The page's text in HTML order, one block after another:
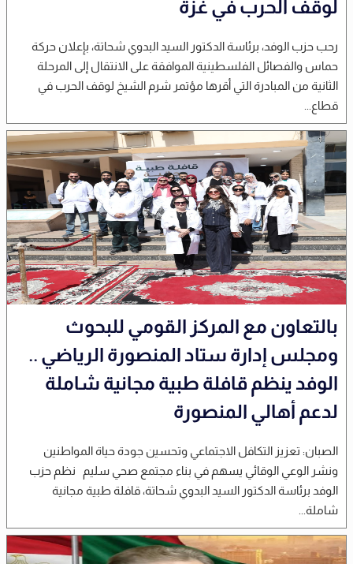
لوقف الحرب في غزة
رحب حزب الوفد، برئاسة الدكتور السيد البدوي شحاتة، بإعلان حركة
حماس والفصائل الفلسطينية الموافقة على الانتقال إلى المرحلة
الثانية من المبادرة التي أقرها مؤتمر شرم الشيخ لوقف الحرب في
قطاع...
بالتعاون مع المركز القومي للبحوث
ومجلس إدارة ستاد المنصورة الرياضي ..
الوفد ينظم قافلة طبية مجانية شاملة
لدعم أهالي المنصورة
الصبان: تعزيز التكافل الاجتماعي وتحسين جودة حياة المواطنين
ونشر الوعي الوقائي يسهم في بناء مجتمع صحي سليم نظم حزب
الوفد برئاسة الدكتور السيد البدوي شحاتة، قافلة طبية مجانية
شاملة...